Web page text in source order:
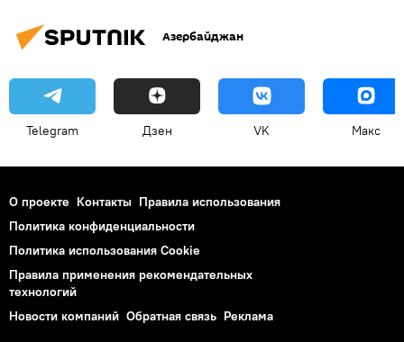
Азербайджан
Telegram Дзен VK Макс
О проекте Контакты Правила использования
Политика конфиденциальности
Политика использования Cookie
Правила применения рекомендательных
технологий
Новости компаний Обратная связь Реклама